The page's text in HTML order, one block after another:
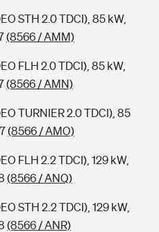
STH 2.0 TDCI), 85 kW,
(8566 / AMM)
FLH 2.0 TDCI), 85 kW,
(8566 / AMN)
TURNIER 2.0 TDCI), 85
(8566 / AMO)
FLH 2.2 TDCI), 129 kW,
(8566 / ANQ)
STH 2.2 TDCI), 129 kW,
(8566 / ANR)